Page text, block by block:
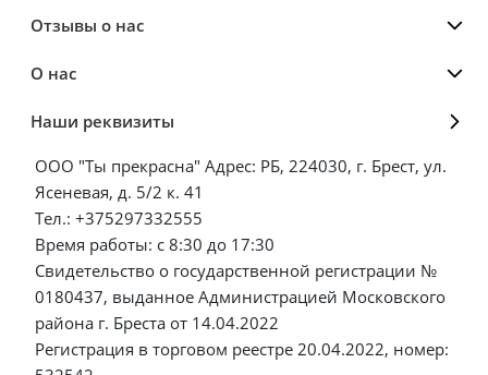
Отзывы о нас
О нас
Наши реквизиты
ООО "Ты прекрасна" Адрес: РБ, 224030, г. Брест, ул.
Ясеневая, д. 5/2 к. 41
Тел.: +375297332555
Время работы: с 8:30 до 17:30
Свидетельство о государственной регистрации №
0180437, выданное Администрацией Московского
района г. Бреста от 14.04.2022
Регистрация в торговом реестре 20.04.2022, номер: